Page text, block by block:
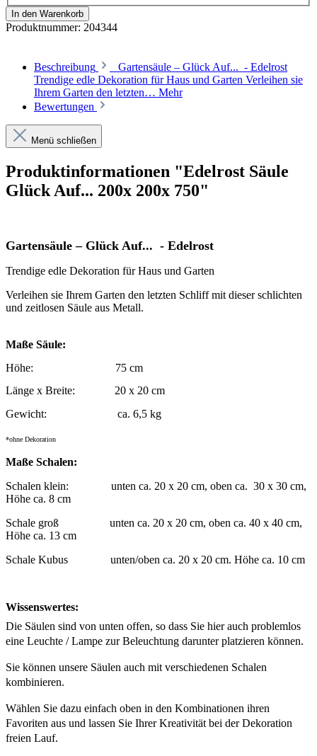
In den Warenkorb
Produktnummer: 204344
Beschreibung
Gartensäule – Glück Auf... - Edelrost
Trendige edle Dekoration für Haus und Garten Verleihen sie
Ihrem Garten den letzten… Mehr
Bewertungen
Menü schließen
Produktinformationen "Edelrost Säule
Glück Auf... 200x 200x 750"
Gartensäule – Glück Auf... - Edelrost
Trendige edle Dekoration für Haus und Garten
Verleihen sie Ihrem Garten den letzten Schliff mit dieser schlichten
und zeitlosen Säule aus Metall.
Maße Säule:
Höhe:
75 cm
Länge x Breite: 20 x 20 cm
Gewicht:
ca. 6,5 kg
*ohne Dekoration
Maße Schalen:
Schalen klein: unten ca. 20 x 20 cm, oben ca. 30 x 30 cm,
Höhe ca. 8 cm
Schale groß unten ca. 20 x 20 cm, oben ca. 40 x 40 cm,
Höhe ca. 13 cm
Schale Kubus unten/oben ca. 20 x 20 cm. Höhe ca. 10 cm
Wissenswertes:
Die Säulen sind von unten offen, so dass Sie hier auch problemlos
eine Leuchte / Lampe zur Beleuchtung darunter platzieren können.
Sie können unsere Säulen auch mit verschiedenen Schalen
kombinieren.
Wählen Sie dazu einfach oben in den Kombinationen ihren
Favoriten aus und lassen Sie Ihrer Kreativität bei der Dekoration
freien Lauf.